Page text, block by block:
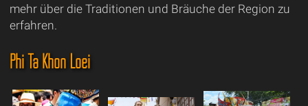
mehr über die Traditionen und Bräuche der Region zu
erfahren.
Phi Ta Khon Loei